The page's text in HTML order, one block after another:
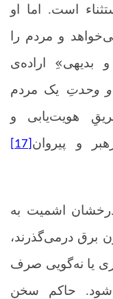
است. اما او
و مردم را
بدیهی»ِ اراده‌ی
و وحدتِ
یک مردم
هویت‌یابی و
و پیروان
اشمیت به
برق درمی‌گذرند،
یا نه‌گویی صرف
حاکم سخن